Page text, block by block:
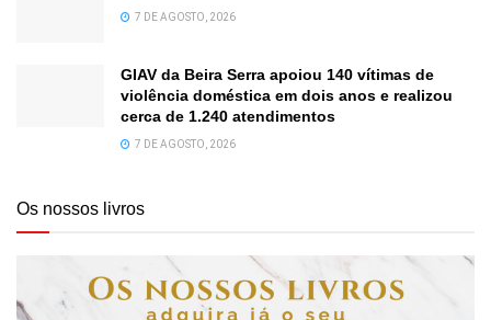
7 DE AGOSTO, 2026
GIAV da Beira Serra apoiou 140 vítimas de
violência doméstica em dois anos e realizou
cerca de 1.240 atendimentos
7 DE AGOSTO, 2026
Os nossos livros